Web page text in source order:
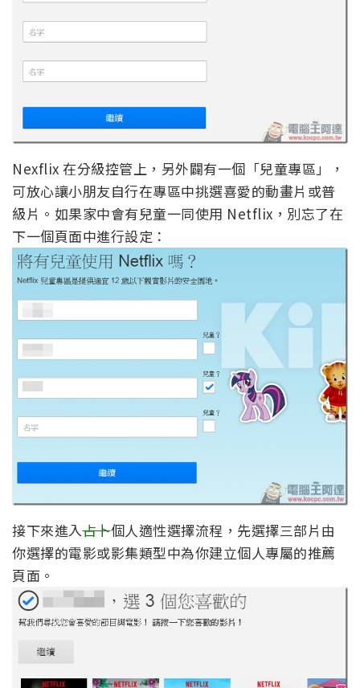
Nexflix 在分級控管上，另外闢有一個「兒童專區」，
可放心讓小朋友自行在專區中挑選喜愛的動畫片或普
級片。如果家中會有兒童一同使用 Netflix，別忘了在
下一個頁面中進行設定：
接下來進入占卜個人適性選擇流程，先選擇三部片由
你選擇的電影或影集類型中為你建立個人專屬的推薦
頁面。